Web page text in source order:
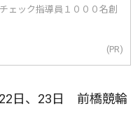
ェック指導員１０００名創
(PR)
日、23日 前橋競輪